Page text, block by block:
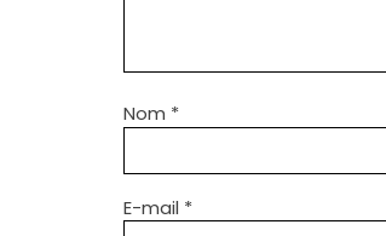
Nom *
E-mail *